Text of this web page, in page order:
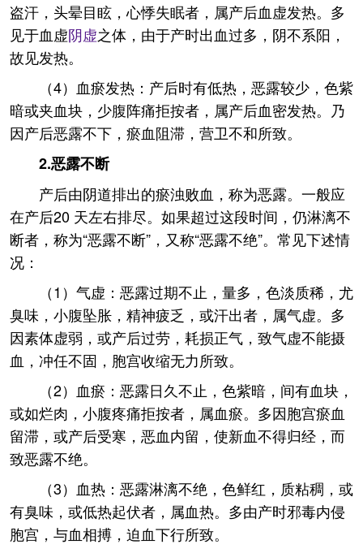
盗汗，头晕目眩，心悸失眠者，属产后血虚发热。多
见于血虚阴虚之体，由于产时出血过多，阴不系阳，
故见发热。
（4）血瘀发热：产后时有低热，恶露较少，色紫
暗或夹血块，少腹阵痛拒按者，属产后血密发热。乃
因产后恶露不下，瘀血阻滞，营卫不和所致。
2.恶露不断
产后由阴道排出的瘀浊败血，称为恶露。一般应
在产后20 天左右排尽。如果超过这段时间，仍淋漓不
断者，称为“恶露不断”，又称“恶露不绝”。常见下述情
况：
（1）气虚：恶露过期不止，量多，色淡质稀，尤
臭味，小腹坠胀，精神疲乏，或汗出者，属气虚。多
因素体虚弱，或产后过劳，耗损正气，致气虚不能摄
血，冲任不固，胞宫收缩无力所致。
（2）血瘀：恶露日久不止，色紫暗，间有血块，
或如烂肉，小腹疼痛拒按者，属血瘀。多因胞宫瘀血
留滞，或产后受寒，恶血内留，使新血不得归经，而
致恶露不绝。
（3）血热：恶露淋漓不绝，色鲜红，质粘稠，或
有臭味，或低热起伏者，属血热。多由产时邪毒内侵
胞宫，与血相搏，迫血下行所致。